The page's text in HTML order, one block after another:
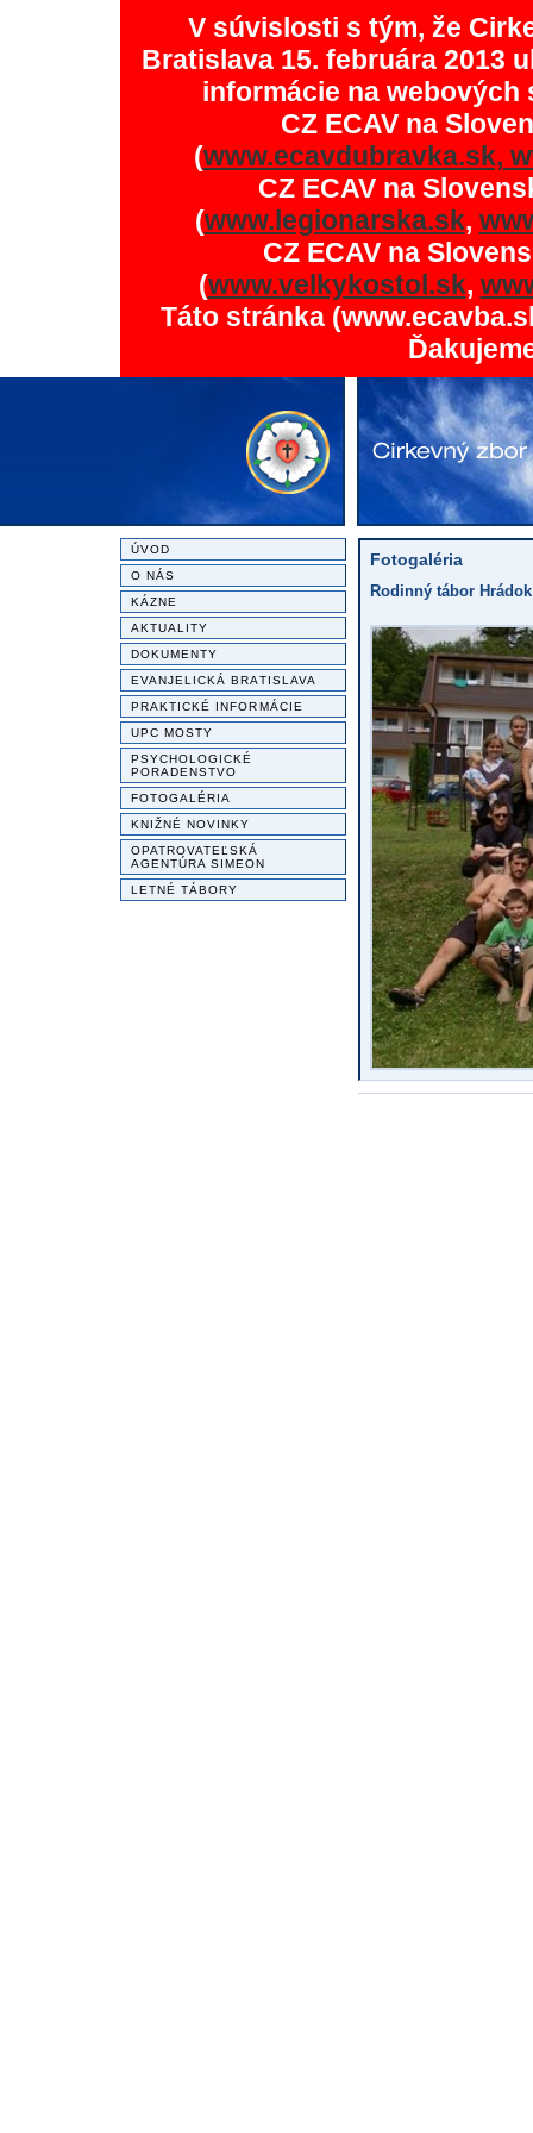
V súvislosti s tým, že
Bratislava 15. februára 2013
informácie na
CZ ECAV na
(www.ecavdubravka.sk,
CZ ECAV na
(www.legionarska.sk,
CZ ECAV na
(www.velkykostol.sk,
Táto stránka
ÚVOD
O NÁS
KÁZNE
AKTUALITY
DOKUMENTY
EVANJELICKÁ BRATISLAVA
PRAKTICKÉ INFORMÁCIE
UPC MOSTY
PSYCHOLOGICKÉ
PORADENSTVO
FOTOGALÉRIA
KNIŽNÉ NOVINKY
OPATROVATEĽSKÁ
AGENTÚRA SIMEON
LETNÉ TÁBORY
Fotogaléria
Rodinný tábor